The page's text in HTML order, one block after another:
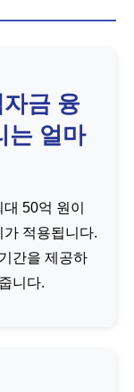
금 융
는 얼마
50억 원이
적용됩니다.
간을 제공하
니다.